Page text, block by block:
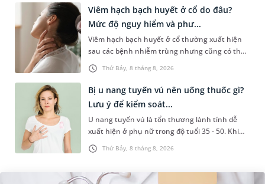
Thứ Bảy, 8 tháng 8, 2026
Viêm hạch bạch huyết ở cổ do đâu?
Mức độ nguy hiểm và phư...
Viêm hạch bạch huyết ở cổ thường xuất hiện
sau các bệnh nhiễm trùng nhưng cũng có thể
liên quan đến lao hạch hoặc ung thư. Để tìm
hiểu nguyên nhân gây viêm,...
Thứ Bảy, 8 tháng 8, 2026
Bị u nang tuyến vú nên uống thuốc gì?
Lưu ý để kiểm soát...
U nang tuyến vú là tổn thương lành tính dễ
xuất hiện ở phụ nữ trong độ tuổi 35 - 50. Khi
được chẩn đoán mắc bệnh, nhiều người
thường băn khoăn u nang tuyến v...